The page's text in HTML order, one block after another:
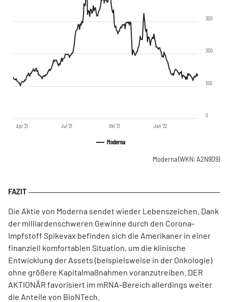
Moderna
Jul '21 Jan '22
Apr '21 Okt '21
0
100
200
300
Moderna(WKN: A2N9D9)
Die Aktie von Moderna sendet wieder Lebenszeichen. Dank
der milliardenschweren Gewinne durch den Corona-
Impfstoff Spikevax befinden sich die Amerikaner in einer
finanziell komfortablen Situation, um die klinische
Entwicklung der Assets (beispielsweise in der Onkologie)
ohne größere Kapitalmaßnahmen voranzutreiben. DER
AKTIONÄR favorisiert im mRNA-Bereich allerdings weiter
die Anteile von BioNTech.